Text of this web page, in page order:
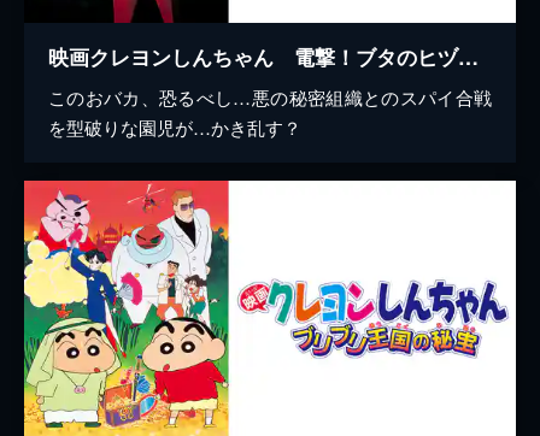
映画クレヨンしんちゃん 電撃！ブタのヒヅメ大作戦
このおバカ、恐るべし…悪の秘密組織とのスパイ合戦
を型破りな園児が…かき乱す？